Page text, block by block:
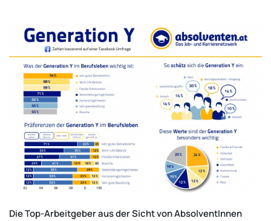
Die Top-Arbeitgeber aus der Sicht von AbsolventInnen